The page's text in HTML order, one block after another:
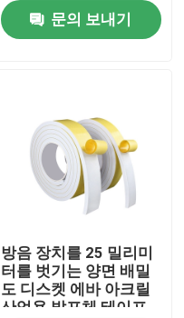
문의 보내기
방음 장치를 25 밀리미
터를 벗기는 양면 배밀
도 디스켓 에바 아크릴
산업용 발포체 테이프